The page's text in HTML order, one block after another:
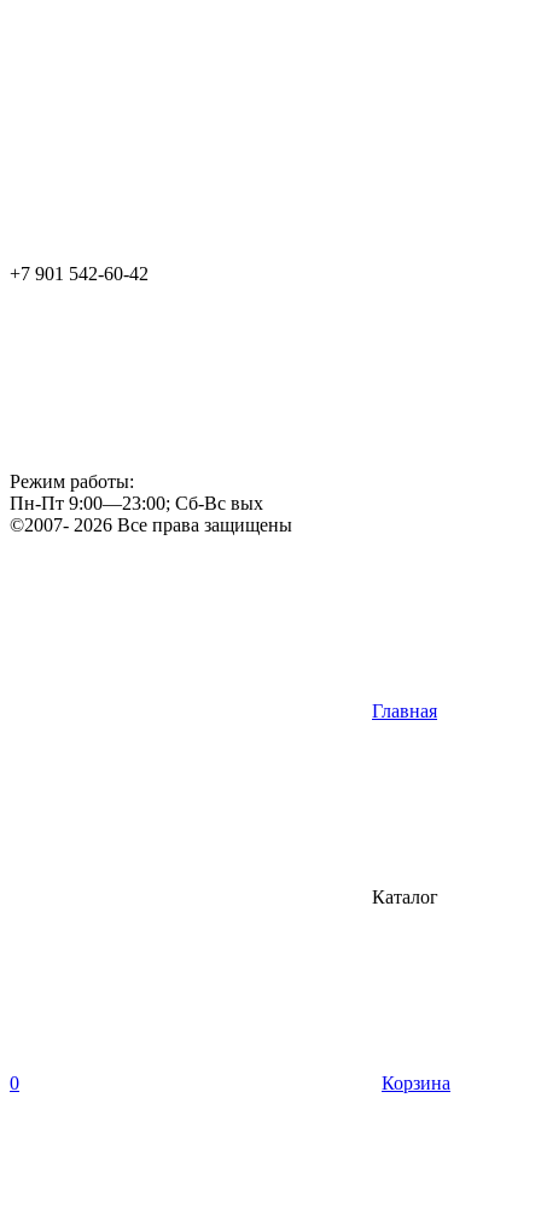
+7 901 542-60-42
Режим работы:
Пн-Пт 9:00—23:00; Сб-Вс вых
©2007- 2026 Все права защищены
Главная
Каталог
0 Корзина